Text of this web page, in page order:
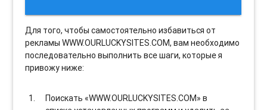
Для того, чтобы самостоятельно избавиться от
рекламы WWW.OURLUCKYSITES.COM, вам необходимо
последовательно выполнить все шаги, которые я
привожу ниже:
Поискать «WWW.OURLUCKYSITES.COM» в